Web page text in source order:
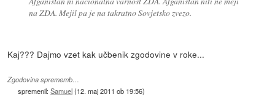
na ZDA. Mejil pa je na takratno Sovjetsko zvezo.
Kaj??? Dajmo vzet kak učbenik zgodovine v roke...
Zgodovina sprememb…
spremenil:Samuel(12. maj 2011 ob 19:56)